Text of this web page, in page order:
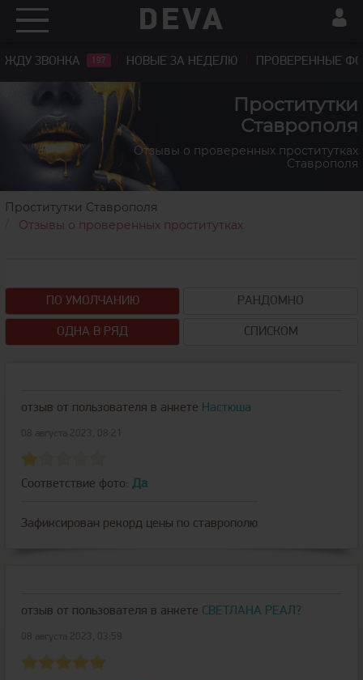
ЖДУ ЗВОНКА 197 НОВЫЕ ЗА НЕДЕЛЮ ПРОВЕРЕННЫЕ
Проститутки
Ставрополя
Отзывы о проверенных проститутках
Ставрополя
Проститутки Ставрополя
Отзывы о проверенных проститутках
ПО УМОЛЧАНИЮ РАНДОМНО
ОДНА В РЯД СПИСКОМ
отзыв от пользователя в анкете Настюша
Соответствие фото: Да
Зафиксирован рекорд цены по ставрополю
отзыв от пользователя в анкете СВЕТЛАНА РЕАЛ?